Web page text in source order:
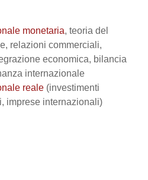
monetaria, teoria del
relazioni commerciali,
economica, bilancia
internazionale
reale (investimenti
imprese internazionali)